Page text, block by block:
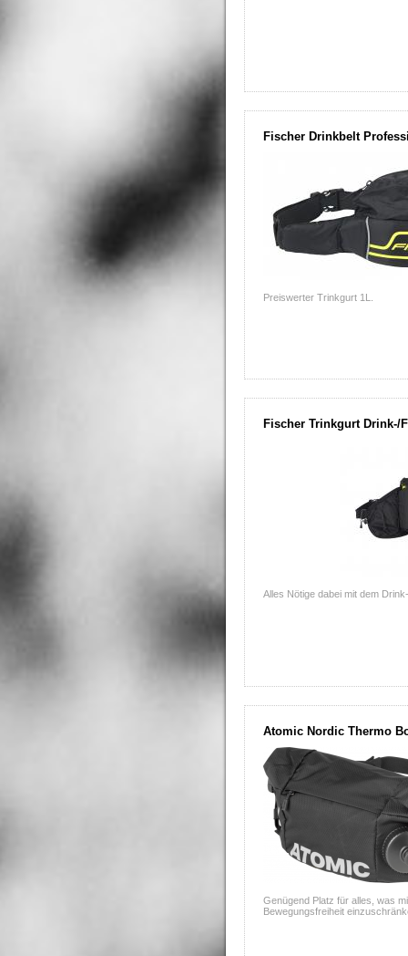
Fischer Drinkbelt
Preiswerter Trinkgurt 1L.
Fischer Trinkgurt Drink-/
Alles Nötige dabei mit dem
Atomic Nordic Thermo
Genügend Platz für alles, was
Bewegungsfreiheit